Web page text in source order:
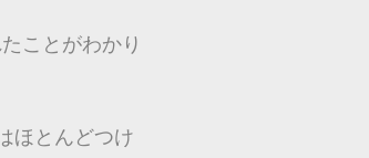
ことがわかり
ほとんどつけ